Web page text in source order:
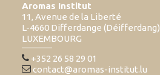
Aromas Institut
11, Avenue de la Liberté
L-4660 Differdange (Déifferdang)
LUXEMBOURG
+352 26 58 29 01
contact@aromas-institut.lu